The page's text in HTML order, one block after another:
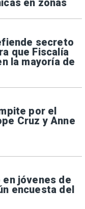
en zonas
secreto
que Fiscalía
la mayoría de
por el
Cruz y Anne
jóvenes de
encuesta del